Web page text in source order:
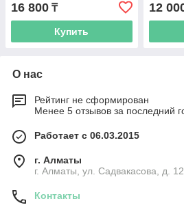
16 800 ₸
Купить
12
О нас
Рейтинг не сформирован
Менее 5 отзывов за последний
Работает с 06.03.2015
г. Алматы
г. Алматы, ул. Садвакасова, д.
Контакты